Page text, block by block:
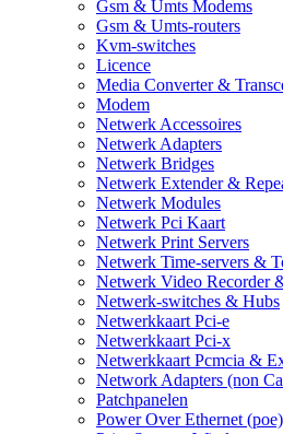
Gsm & Umts Modems
Gsm & Umts-routers
Kvm-switches
Licence
Media Converter &
Modem
Netwerk Accessoires
Netwerk Adapters
Netwerk Bridges
Netwerk Extender &
Netwerk Modules
Netwerk Pci Kaart
Netwerk Print Servers
Netwerk Time-servers &
Netwerk Video Recorder
Netwerk-switches & Hubs
Netwerkkaart Pci-e
Netwerkkaart Pci-x
Netwerkkaart Pcmcia &
Network Adapters (non
Patchpanelen
Power Over Ethernet